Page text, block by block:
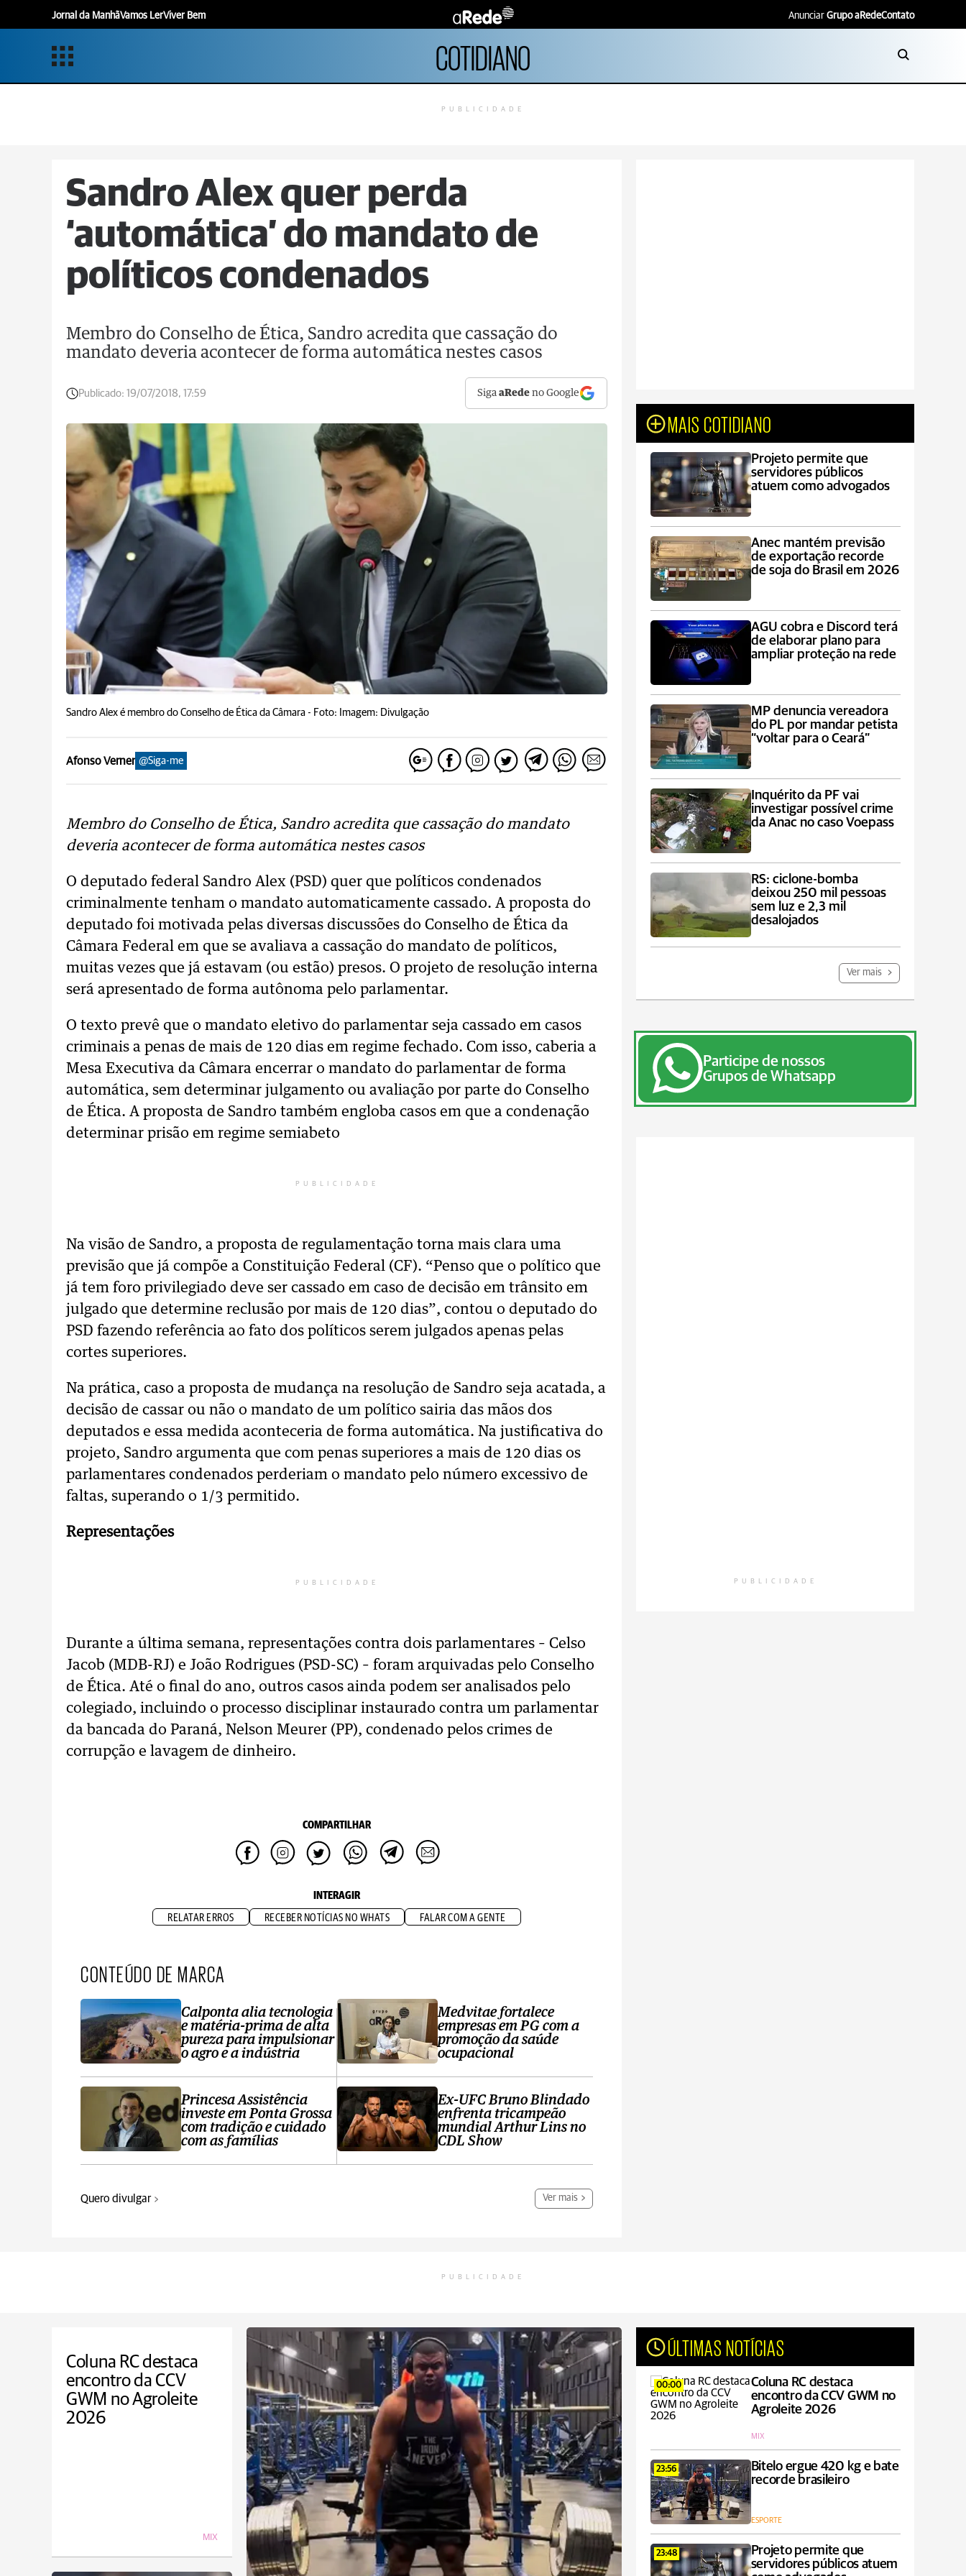
Jornal da ManhãVamos LerViver Bem Anunciar Grupo aRedeContato
COTIDIANO
PUBLICIDADE
Sandro Alex quer perda
‘automática’ do mandato de
políticos condenados
Membro do Conselho de Ética, Sandro acredita que cassação do
mandato deveria acontecer de forma automática nestes casos
Publicado: 19/07/2018, 17:59 SigaaRede no Google
Sandro Alex é membro do Conselho de Ética da Câmara - Foto: Imagem: Divulgação
Afonso Verner @Siga-me
Membro do Conselho de Ética, Sandro acredita que cassação do mandato
deveria acontecer de forma automática nestes casos
O deputado federal Sandro Alex (PSD) quer que políticos condenados
criminalmente tenham o mandato automaticamente cassado. A proposta do
deputado foi motivada pelas diversas discussões do Conselho de Ética da
Câmara Federal em que se avaliava a cassação do mandato de políticos,
muitas vezes que já estavam (ou estão) presos. O projeto de resolução interna
será apresentado de forma autônoma pelo parlamentar.
O texto prevê que o mandato eletivo do parlamentar seja cassado em casos
criminais a penas de mais de 120 dias em regime fechado. Com isso, caberia a
Mesa Executiva da Câmara encerrar o mandato do parlamentar de forma
automática, sem determinar julgamento ou avaliação por parte do Conselho
de Ética. A proposta de Sandro também engloba casos em que a condenação
determinar prisão em regime semiabeto
PUBLICIDADE
Na visão de Sandro, a proposta de regulamentação torna mais clara uma
previsão que já compõe a Constituição Federal (CF). “Penso que o político que
já tem foro privilegiado deve ser cassado em caso de decisão em trânsito em
julgado que determine reclusão por mais de 120 dias”, contou o deputado do
PSD fazendo referência ao fato dos políticos serem julgados apenas pelas
cortes superiores.
Na prática, caso a proposta de mudança na resolução de Sandro seja acatada, a
decisão de cassar ou não o mandato de um político sairia das mãos dos
deputados e essa medida aconteceria de forma automática. Na justificativa do
projeto, Sandro argumenta que com penas superiores a mais de 120 dias os
parlamentares condenados perderiam o mandato pelo número excessivo de
faltas, superando o 1/3 permitido.
Representações
PUBLICIDADE
Durante a última semana, representações contra dois parlamentares – Celso
Jacob (MDB-RJ) e João Rodrigues (PSD-SC) – foram arquivadas pelo Conselho
de Ética. Até o final do ano, outros casos ainda podem ser analisados pelo
colegiado, incluindo o processo disciplinar instaurado contra um parlamentar
da bancada do Paraná, Nelson Meurer (PP), condenado pelos crimes de
corrupção e lavagem de dinheiro.
COMPARTILHAR
INTERAGIR
RELATAR ERROS RECEBER NOTÍCIAS NO WHATS FALAR COM A GENTE
CONTEÚDO DE MARCA
Calponta alia tecnologia
e matéria-prima de alta
pureza para impulsionar
o agro e a indústria
Princesa Assistência
investe em Ponta Grossa
com tradição e cuidado
com as famílias
Medvitae fortalece
empresas em PG com a
promoção da saúde
ocupacional
Ex-UFC Bruno Blindado
enfrenta tricampeão
mundial Arthur Lins no
CDL Show
Quero divulgar Ver mais
MAIS COTIDIANO
Projeto permite que
servidores públicos
atuem como advogados
Anec mantém previsão
de exportação recorde
de soja do Brasil em 2026
AGU cobra e Discord terá
de elaborar plano para
ampliar proteção na rede
MP denuncia vereadora
do PL por mandar petista
“voltar para o Ceará”
Inquérito da PF vai
investigar possível crime
da Anac no caso Voepass
RS: ciclone-bomba
deixou 250 mil pessoas
sem luz e 2,3 mil
desalojados
Ver mais
Participe de nossos
Grupos de Whatsapp
PUBLICIDADE
PUBLICIDADE
Coluna RC destaca
encontro da CCV
GWM no Agroleite
2026
MIX
ÚLTIMAS NOTÍCIAS
00:00
Coluna RC destaca
encontro da CCV GWM no
Agroleite 2026
MIX
23:56
Bitelo ergue 420 kg e bate
recorde brasileiro
ESPORTE
23:48
Projeto permite que
servidores públicos atuem